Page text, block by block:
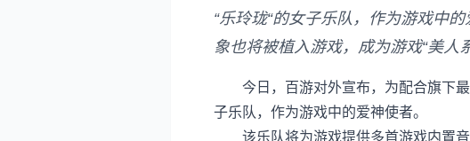
“乐玲珑“的女子乐队，作为游戏
象也将被植入游戏，成为游戏“美人
今日，百游对外宣布，为配合旗下最
子乐队，作为游戏中的爱神使者。
该乐队将为游戏提供多首游戏内置音